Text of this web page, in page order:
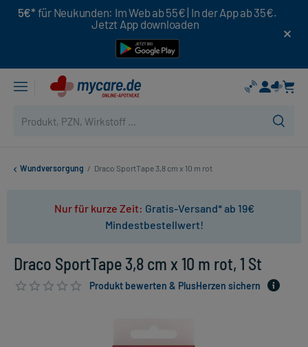
5€* für Neukunden: Im Web ab 55€ | In der App ab 35€.
Jetzt App downloaden
Wundversorgung / Draco SportTape 3,8 cm x 10 m rot
Nur für kurze Zeit: Gratis-Versand* ab 19€
Mindestbestellwert!
Draco SportTape 3,8 cm x 10 m rot, 1 St
Produkt bewerten & PlusHerzen sichern